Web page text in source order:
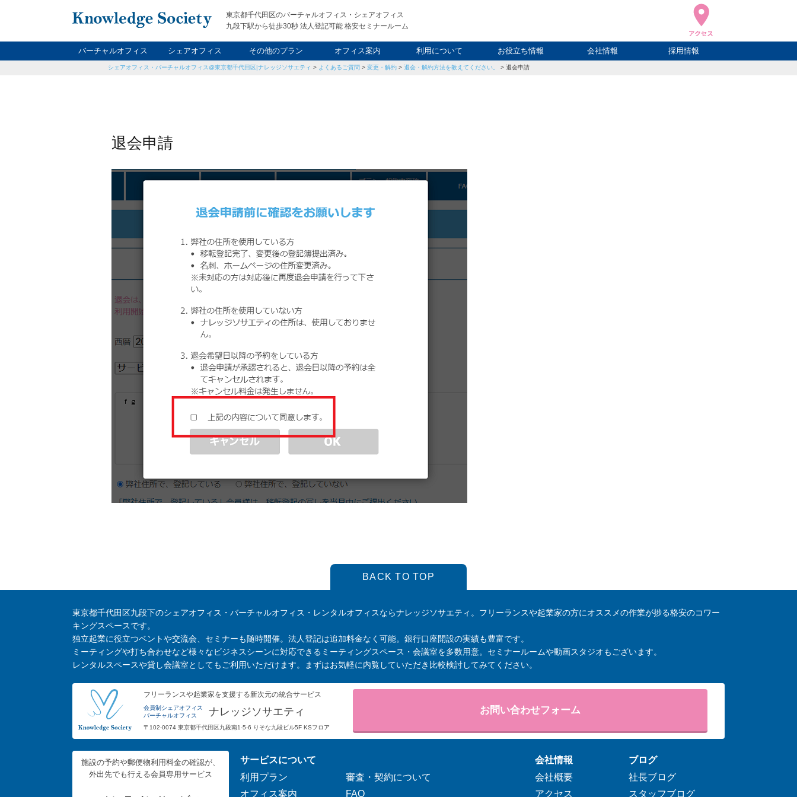
東京都千代田区のバーチャルオフィス・シェアオフィス
九段下駅から徒歩30秒 法人登記可能 格安セミナールーム
バーチャルオフィス シェアオフィス その他のプラン
レンタルオフィス
ナイト&ウィークエンド
貸し会議室
オフィス案内 利用について
利用料金
申込について
FAQ
お役立ち情報
起業ノウハウ
社長ブログ
スタッフブログ
会社情報 採用情報
シェアオフィス・バーチャルオフィス@東京都千代田区|ナレッジソサエティ > よくあるご質問 > 変更・解約 > 退会・解約方法を教えてください。 > 退会申請
退会申請
BACK TO TOP
東京都千代田区九段下のシェアオフィス・バーチャルオフィス・レンタルオフィスならナレッジソサエティ。フリーランスや起業家の方にオススメの作業が捗る格安のコワー
キングスペースです。
独立起業に役立つベントや交流会、セミナーも随時開催。法人登記は追加料金なく可能。銀行口座開設の実績も豊富です。
ミーティングや打ち合わせなど様々なビジネスシーンに対応できるミーティングスペース・会議室を多数用意。セミナールームや動画スタジオもございます。
レンタルスペースや貸し会議室としてもご利用いただけます。まずはお気軽に内覧していただき比較検討してみてください。
フリーランスや起業家を支援する新次元の統合サービス
会員制シェアオフィス
バーチャルオフィス
ナレッジソサエティ
〒102-0074 東京都千代田区九段南1-5-6 りそな九段ビル5F KSフロア
お問い合わせフォーム
施設の予約や郵便物利用料金の確認が、
外出先でも行える会員専用サービス
サービスについて
利用プラン
オフィス案内
審査・契約について
FAQ
会社情報
会社概要
アクセス
ブログ
社長ブログ
スタッフブログ